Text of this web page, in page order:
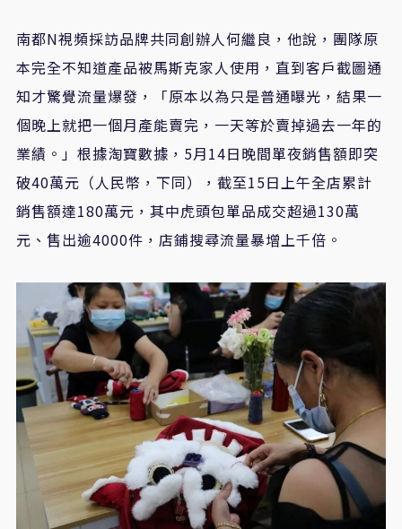
南都N視頻採訪品牌共同創辦人何繼良，他說，團隊原
本完全不知道產品被馬斯克家人使用，直到客戶截圖通
知才驚覺流量爆發，「原本以為只是普通曝光，結果一
個晚上就把一個月產能賣完，一天等於賣掉過去一年的
業績。」根據淘寶數據，5月14日晚間單夜銷售額即突
破40萬元（人民幣，下同），截至15日上午全店累計
銷售額達180萬元，其中虎頭包單品成交超過130萬
元、售出逾4000件，店鋪搜尋流量暴增上千倍。